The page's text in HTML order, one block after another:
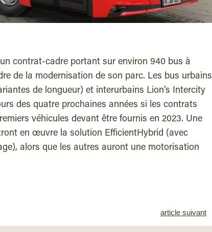
contrat-cadre portant sur environ 940 bus à
de la modernisation de son parc. Les bus urbains
de longueur) et interurbains Lion’s Intercity
des quatre prochaines années si les contrats
véhicules devant être fournis en 2023. Une
en œuvre la solution EfficientHybrid (avec
alors que les autres auront une motorisation
article suivant